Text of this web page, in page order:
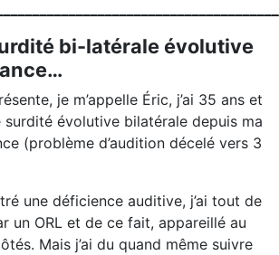
bi-latérale évolutive
je m’appelle Éric, j’ai 35 ans et
évolutive bilatérale depuis ma
(problème d’audition décelé vers 3
une déficience auditive, j’ai tout de
un ORL et de ce fait, appareillé au
Mais j’ai du quand même suivre